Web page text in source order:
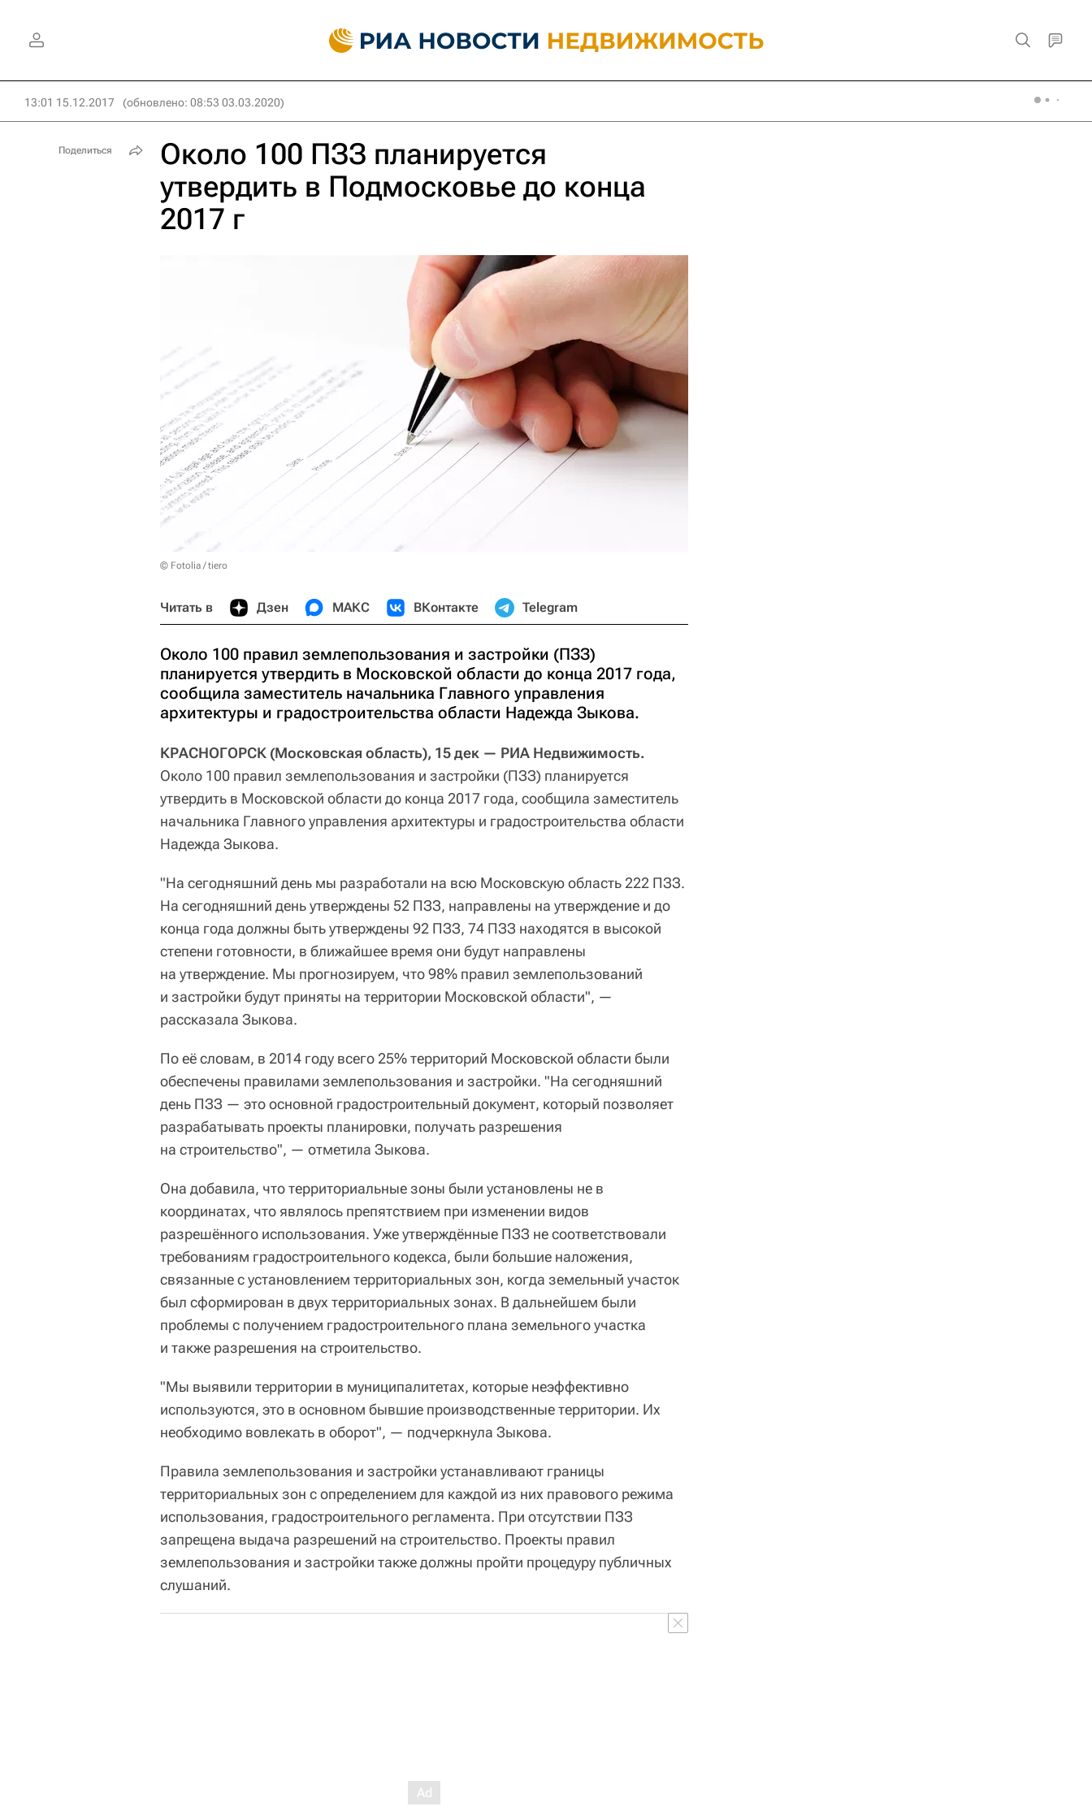
13:01 15.12.2017 (обновлено: 08:53 03.03.2020)
Около 100 ПЗЗ планируется
утвердить в Подмосковье до конца
2017 г
© Fotolia / tiero
Читать в Дзен МАКС ВКонтакте Telegram
Около 100 правил землепользования и застройки (ПЗЗ)
планируется утвердить в Московской области до конца 2017 года,
сообщила заместитель начальника Главного управления
архитектуры и градостроительства области Надежда Зыкова.
КРАСНОГОРСК (Московская область), 15 дек — РИА Недвижимость.
Около 100 правил землепользования и застройки (ПЗЗ) планируется
утвердить в Московской области до конца 2017 года, сообщила заместитель
начальника Главного управления архитектуры и градостроительства области
Надежда Зыкова.
"На сегодняшний день мы разработали на всю Московскую область 222 ПЗЗ.
На сегодняшний день утверждены 52 ПЗЗ, направлены на утверждение и до
конца года должны быть утверждены 92 ПЗЗ, 74 ПЗЗ находятся в высокой
степени готовности, в ближайшее время они будут направлены
на утверждение. Мы прогнозируем, что 98% правил землепользований
и застройки будут приняты на территории Московской области", —
рассказала Зыкова.
По её словам, в 2014 году всего 25% территорий Московской области были
обеспечены правилами землепользования и застройки. "На сегодняшний
день ПЗЗ — это основной градостроительный документ, который позволяет
разрабатывать проекты планировки, получать разрешения
на строительство", — отметила Зыкова.
Она добавила, что территориальные зоны были установлены не в
координатах, что являлось препятствием при изменении видов
разрешённого использования. Уже утверждённые ПЗЗ не соответствовали
требованиям градостроительного кодекса, были большие наложения,
связанные с установлением территориальных зон, когда земельный участок
был сформирован в двух территориальных зонах. В дальнейшем были
проблемы с получением градостроительного плана земельного участка
и также разрешения на строительство.
"Мы выявили территории в муниципалитетах, которые неэффективно
используются, это в основном бывшие производственные территории. Их
необходимо вовлекать в оборот", — подчеркнула Зыкова.
Правила землепользования и застройки устанавливают границы
территориальных зон с определением для каждой из них правового режима
использования, градостроительного регламента. При отсутствии ПЗЗ
запрещена выдача разрешений на строительство. Проекты правил
землепользования и застройки также должны пройти процедуру публичных
слушаний.
Поделиться